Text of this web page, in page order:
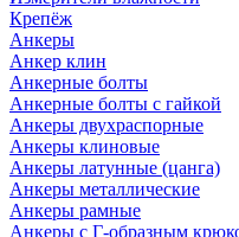
Крепёж
Анкеры
Анкер клин
Анкерные болты
Анкерные болты с гайкой
Анкеры двухраспорные
Анкеры клиновые
Анкеры латунные (цанга)
Анкеры металлические
Анкеры рамные
Анкеры с Г-образным